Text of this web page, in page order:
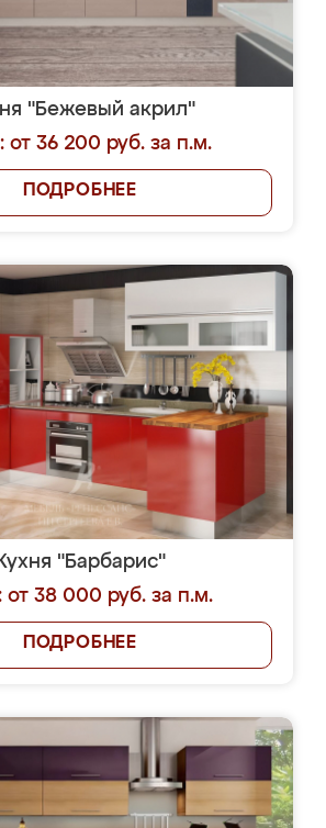
"Бежевый акрил"
от 36 200 руб. за п.м.
ПОДРОБНЕЕ
"Барбарис"
от 38 000 руб. за п.м.
ПОДРОБНЕЕ